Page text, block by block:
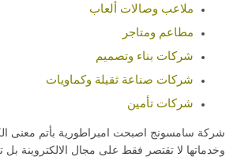
ملاعب وصالات ألعاب
مطاعم ومتاجر
شركات بناء وتصميم
شركات صناعة ثقيلة وكماويات
شركات تأمين
شركة سامسونج اصبحت امبراطورية بأتم معنى
وخدماتها لا تقتصر فقط على مجال الالكتروينة